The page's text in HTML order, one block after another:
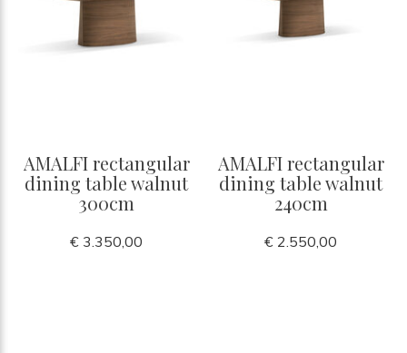
AMALFI rectangular
dining table walnut
300cm
€ 3.350,00
AMALFI rectangular
dining table walnut
240cm
€ 2.550,00